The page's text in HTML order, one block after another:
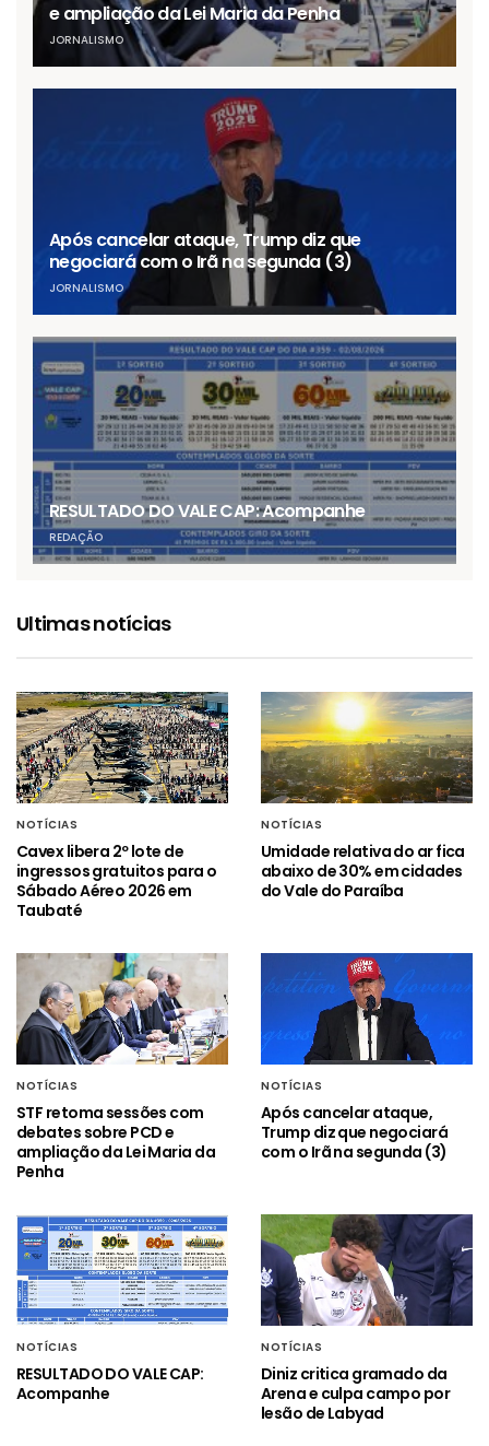
e ampliação da Lei Maria da Penha
JORNALISMO
Após cancelar ataque, Trump diz que
negociará com o Irã na segunda (3)
JORNALISMO
RESULTADO DO VALE CAP: Acompanhe
REDAÇÃO
Ultimas notícias
NOTÍCIAS
Cavex libera 2º lote de
ingressos gratuitos para o
Sábado Aéreo 2026 em
Taubaté
NOTÍCIAS
Umidade relativa do ar fica
abaixo de 30% em cidades
do Vale do Paraíba
NOTÍCIAS
STF retoma sessões com
debates sobre PCD e
ampliação da Lei Maria da
Penha
NOTÍCIAS
Após cancelar ataque,
Trump diz que negociará
com o Irã na segunda (3)
NOTÍCIAS
RESULTADO DO VALE CAP:
Acompanhe
NOTÍCIAS
Diniz critica gramado da
Arena e culpa campo por
lesão de Labyad